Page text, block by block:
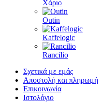
Χάριο
Outin
Kaffelogic
Rancilio
Σχετικά με εμάς
Αποστολή και πληρωμή
Επικοινωνία
Ιστολόγιο